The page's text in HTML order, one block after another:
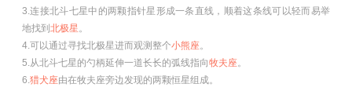
3.连接北斗七星中的两颗指针星形成一条直线，顺着这条线可以轻而易举
地找到 北极星。
4.可以通过寻找北极星进而观测整个小熊座。
5.从北斗七星的勺柄延伸一道长长的弧线指向牧夫座。
6.猎犬座由在牧夫座旁边发现的两颗恒星组成。